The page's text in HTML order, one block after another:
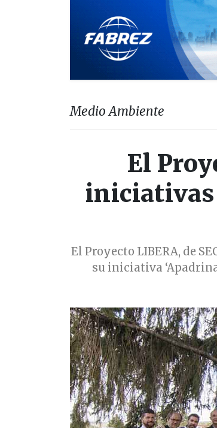
Medio Ambiente
El
iniciativas
El Proyecto LIBERA, de
su iniciativa